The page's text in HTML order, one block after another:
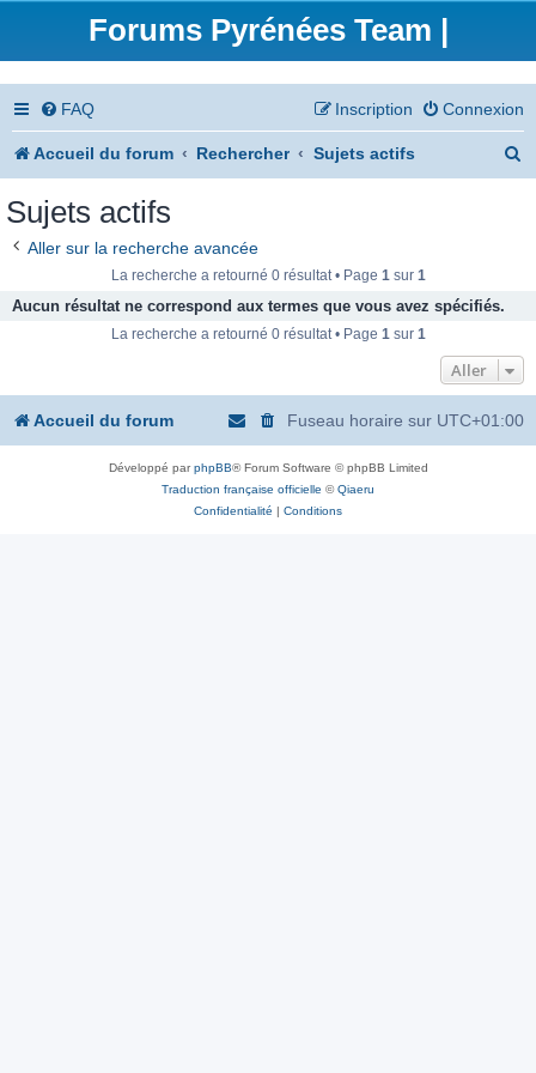
Forums Pyrénées Team |
FAQ Connexion
Inscription
Accueil du forum Rechercher Sujets actifs
e
Sujets actifs
Aller sur la recherche avancée
La recherche a retourné 0 résultat • Page 1sur 1
Aucun résultat ne correspond aux termes que vous avez spécifiés.
La recherche a retourné 0 résultat • Page 1sur 1
Aller
Accueil du forum Fuseau horaire sur UTC+01:00
Développé parphpBB® Forum Software © phpBB Limited
Traduction française officielle ©Qiaeru
Confidentialité | Conditions